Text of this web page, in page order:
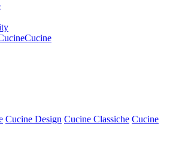
Cucine
Cucine Design Cucine Classiche Cucine